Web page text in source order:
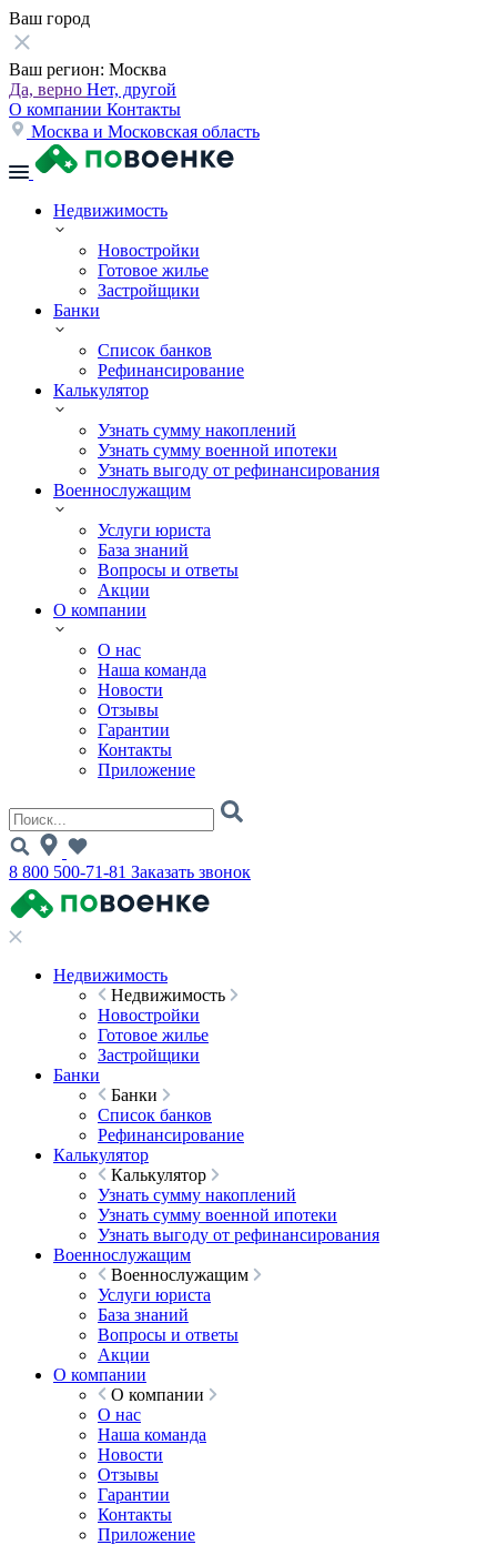
Ваш город
Ваш регион: Москва
Да, верно Нет, другой
О компании Контакты
Москва и Московская область
Недвижимость
Новостройки
Готовое жилье
Застройщики
Банки
Список банков
Рефинансирование
Калькулятор
Узнать сумму накоплений
Узнать сумму военной ипотеки
Узнать выгоду от рефинансирования
Военнослужащим
Услуги юриста
База знаний
Вопросы и ответы
Акции
О компании
О нас
Наша команда
Новости
Отзывы
Гарантии
Контакты
Приложение
8 800 500-71-81 Заказать звонок
Недвижимость
Недвижимость
Новостройки
Готовое жилье
Застройщики
Банки
Банки
Список банков
Рефинансирование
Калькулятор
Калькулятор
Узнать сумму накоплений
Узнать сумму военной ипотеки
Узнать выгоду от рефинансирования
Военнослужащим
Военнослужащим
Услуги юриста
База знаний
Вопросы и ответы
Акции
О компании
О компании
О нас
Наша команда
Новости
Отзывы
Гарантии
Контакты
Приложение